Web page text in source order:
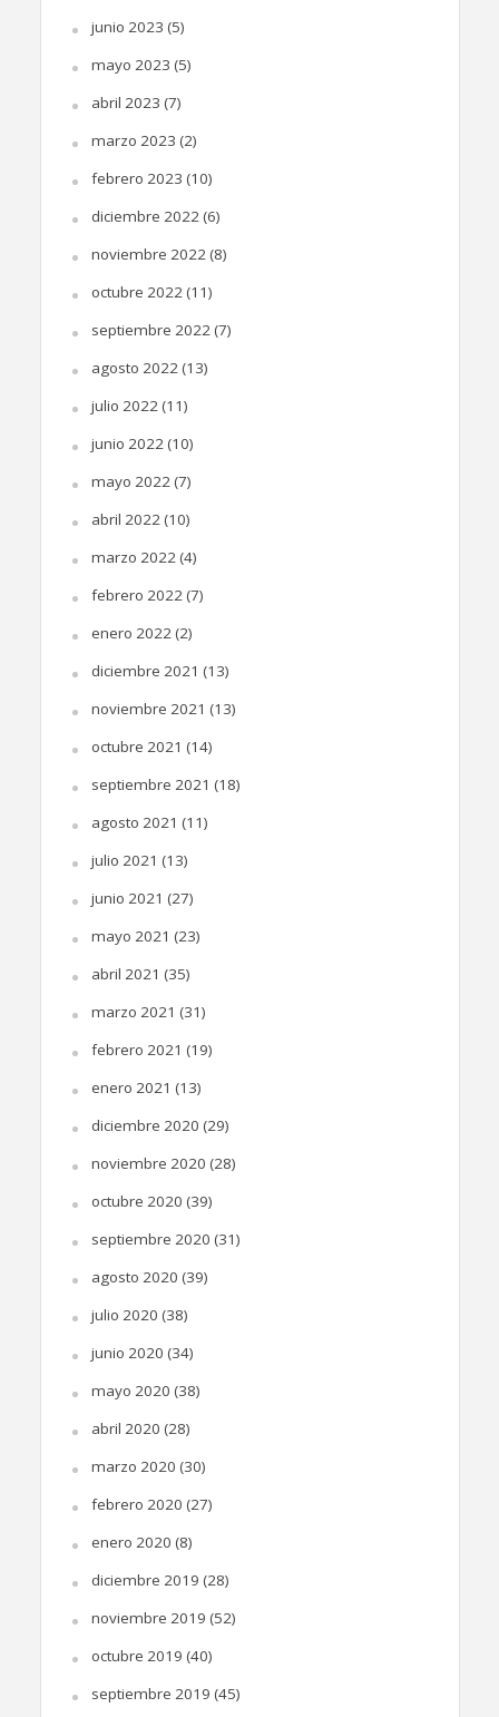
junio 2023 (5)
mayo 2023 (5)
abril 2023 (7)
marzo 2023 (2)
febrero 2023 (10)
diciembre 2022(6)
noviembre 2022(8)
octubre 2022(11)
septiembre 2022(7)
agosto 2022(13)
julio 2022(11)
junio 2022(10)
mayo 2022(7)
abril 2022(10)
marzo 2022(4)
febrero 2022(7)
enero 2022(2)
diciembre 2021 (13)
noviembre 2021 (13)
octubre 2021 (14)
septiembre 2021 (18)
agosto 2021 (11)
julio 2021 (13)
junio 2021 (27)
mayo 2021 (23)
abril 2021 (35)
marzo 2021 (31)
febrero 2021 (19)
enero 2021 (13)
diciembre 2020 (29)
noviembre 2020 (28)
octubre 2020 (39)
septiembre 2020 (31)
agosto 2020 (39)
julio 2020 (38)
junio 2020 (34)
mayo 2020 (38)
abril 2020 (28)
marzo 2020 (30)
febrero 2020 (27)
enero 2020 (8)
diciembre 2019 (28)
noviembre 2019 (52)
octubre 2019 (40)
septiembre 2019 (45)